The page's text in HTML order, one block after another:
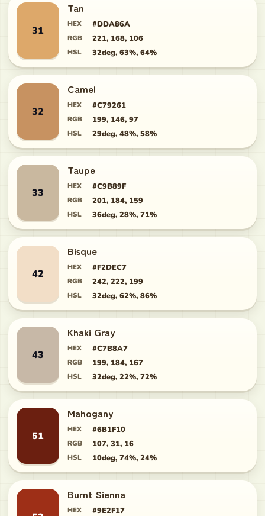
31
Tan
HEX #DDA86A
RGB 221, 168, 106
HSL 32deg, 63%, 64%
32
Camel
HEX #C79261
RGB 199, 146, 97
HSL 29deg, 48%, 58%
33
Taupe
HEX #C9B89F
RGB 201, 184, 159
HSL 36deg, 28%, 71%
42
Bisque
HEX #F2DEC7
RGB 242, 222, 199
HSL 32deg, 62%, 86%
43
Khaki Gray
HEX #C7B8A7
RGB 199, 184, 167
HSL 32deg, 22%, 72%
51
Mahogany
HEX #6B1F10
RGB 107, 31, 16
HSL 10deg, 74%, 24%
Burnt Sienna
HEX #9E2F17